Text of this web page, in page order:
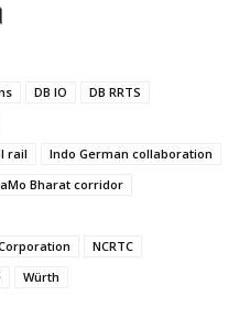
DB IO
DB RRTS
rail
Indo German collaboration
Bharat corridor
NCRTC
Würth